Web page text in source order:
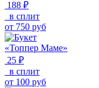
188 ₽
в сплит
от 750 руб
«Топпер Маме»
25 ₽
в сплит
от 100 руб